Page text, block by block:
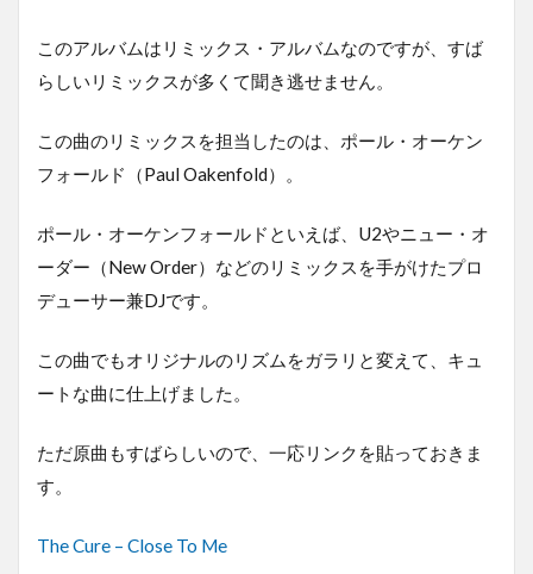
このアルバムはリミックス・アルバムなのですが、すば
らしいリミックスが多くて聞き逃せません。
この曲のリミックスを担当したのは、ポール・オーケン
フォールド（Paul Oakenfold）。
ポール・オーケンフォールドといえば、U2やニュー・オ
ーダー（New Order）などのリミックスを手がけたプロ
デューサー兼DJです。
この曲でもオリジナルのリズムをガラリと変えて、キュ
ートな曲に仕上げました。
ただ原曲もすばらしいので、一応リンクを貼っておきま
す。
The Cure – Close To Me